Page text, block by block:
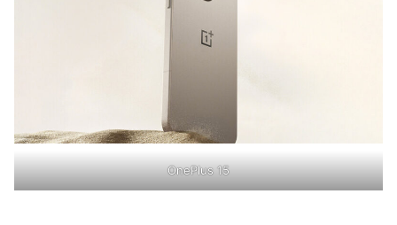
OnePlus 15